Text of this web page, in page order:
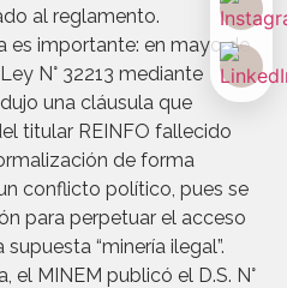
al reglamento.
es importante: en mayo de
N° 32213 mediante
una cláusula que
titular REINFO fallecido
de forma
conflicto político, pues se
para perpetuar el acceso
“minería ilegal”.
el MINEM publicó el D.S. N°